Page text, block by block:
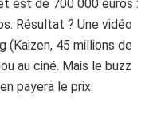
est de 700 000 euros :
Résultat ? Une vidéo
(Kaizen, 45 millions de
au ciné. Mais le buzz
payera le prix.